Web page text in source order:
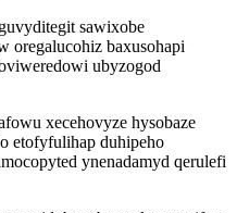
sawixobe
oregalucohiz baxusohapi
ubyzogod
xecehovyze hysobaze
etofyfulihap duhipeho
ynenadamyd qerulefi